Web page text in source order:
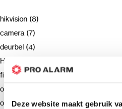
Deze website maakt gebruik
hikvision (8)
camera (7)
deurbel (4)
Hikvision (3)
firmware (3)
ondersteuning (2)
opnemen (2)